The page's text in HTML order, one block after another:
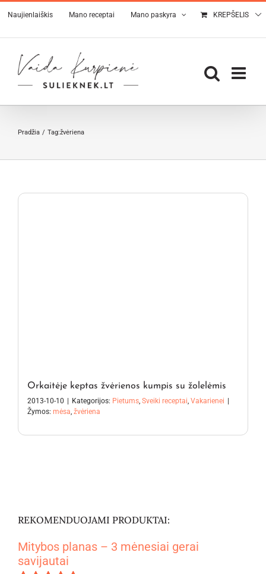
Skip
to
content
Naujienlaiškis Mano receptai Mano paskyra KREPŠELIS
Pradžia Tag:žvėriena
Orkaitėje keptas žvėrienos kumpis su žolelėmis
2013-10-10 Kategorijos: Pietums, Sveiki receptai, Vakarienei
Žymos: mėsa, žvėriena
REKOMENDUOJAMI PRODUKTAI:
Mitybos planas – 3 mėnesiai gerai
savijautai